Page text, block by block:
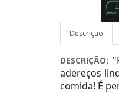
Descrição
DESCRIÇÃO:
adereços
comida! É